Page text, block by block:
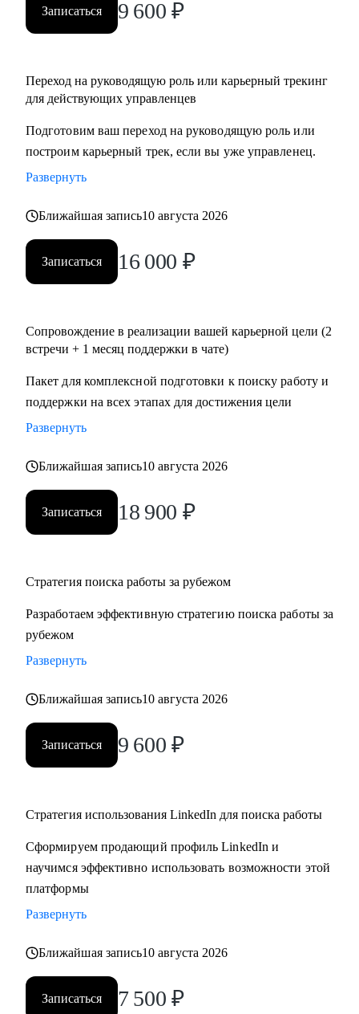
Записаться 9 600 ₽
Переход на руководящую роль или карьерный трекинг
для действующих управленцев
Подготовим ваш переход на руководящую роль или
построим карьерный трек, если вы уже управленец.
Развернуть
Ближайшая запись10 августа 2026
Записаться 16 000 ₽
Сопровождение в реализации вашей карьерной цели (2
встречи + 1 месяц поддержки в чате)
Пакет для комплексной подготовки к поиску работу и
поддержки на всех этапах для достижения цели
Развернуть
Ближайшая запись10 августа 2026
Записаться 18 900 ₽
Стратегия поиска работы за рубежом
Разработаем эффективную стратегию поиска работы за
рубежом
Развернуть
Ближайшая запись10 августа 2026
Записаться 9 600 ₽
Стратегия использования LinkedIn для поиска работы
Сформируем продающий профиль LinkedIn и
научимся эффективно использовать возможности этой
платформы
Развернуть
Ближайшая запись10 августа 2026
Записаться 7 500 ₽